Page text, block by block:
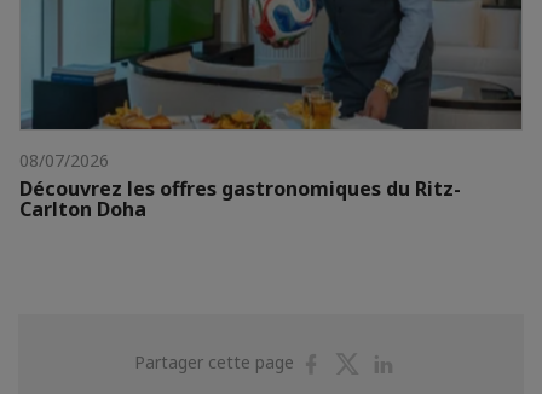
08/07/2026
Découvrez les offres gastronomiques du Ritz-
Carlton Doha
Partager cette page
PartagerPartager